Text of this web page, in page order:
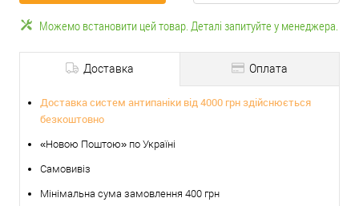
Можемо встановити цей товар. Деталі запитуйте у менеджера.
Доставка Оплата
Доставка систем антипаніки від 4000 грн здійснюється
безкоштовно
«Новою Поштою» по Україні
Самовивіз
Мінімальна сума замовлення 400 грн